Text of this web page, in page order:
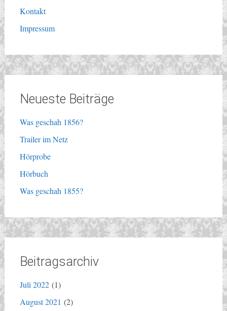
Kontakt
Impressum
Neueste Beiträge
Was geschah 1856?
Trailer im Netz
Hörprobe
Hörbuch
Was geschah 1855?
Beitragsarchiv
Juli 2022(1)
August 2021 (2)